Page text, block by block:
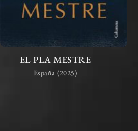
EL PLA MESTRE
España (2025)